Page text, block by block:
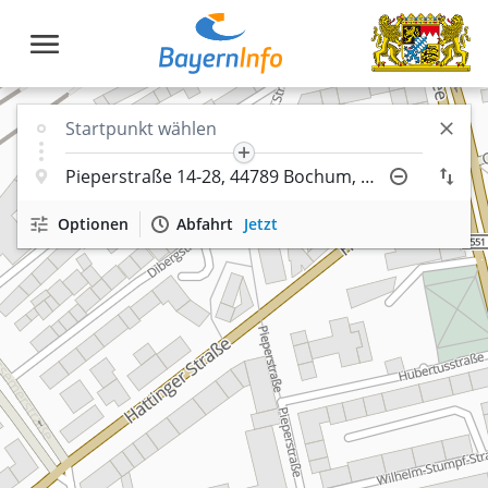
Optionen Abfahrt Jetzt